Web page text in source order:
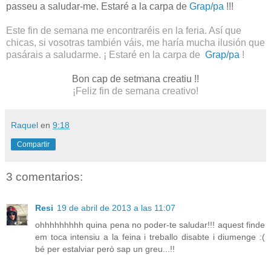
passeu a saludar-me. Estaré a la carpa de Grap/pa !!!
Este fin de semana me encontraréis en la feria. Así que
chicas, si vosotras también váis, me haría mucha ilusión que
pasárais a saludarme. ¡ Estaré en la carpa de Grap/pa !
Bon cap de setmana creatiu !!
¡Feliz fin de semana creativo!
Raquel en 9:18
Compartir
3 comentarios:
Resi 19 de abril de 2013 a las 11:07
ohhhhhhhhh quina pena no poder-te saludar!!! aquest finde
em toca intensiu a la feina i treballo disabte i diumenge :(
bé per estalviar però sap un greu...!!